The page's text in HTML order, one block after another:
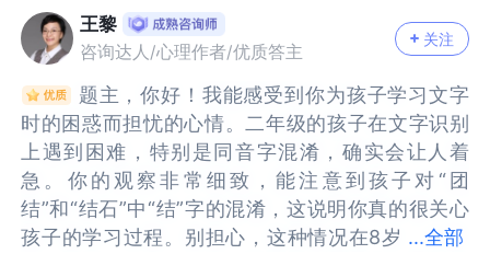
凝结成块的意思”，让孩子在实际场景中感知字的不
同表意。5.阅读中引导关注和孩子一起读故事书，
里的意思，再回忆之前学过的其他含这个字的词语
意思，帮助孩子在阅读中主动去区分和理解。🌻坚
持一段时间，孩子对同字不同义的感知和区分能力
会慢慢提升的🌻
的意思”，让孩子在实际场景中感知字的不同表意。
5.阅读中引导关注和孩子一起读故事书，遇到“结”这
再回忆之前学过的其他含这个字的词语意思，帮助
孩子在阅读中主动去区分和理解。🌻坚持一段时
间，孩子对同字不同义的感知和区分能力会慢慢提
升的🌻
用的词语丰富吗？3、孩子的语言表达能力好吗？使
用词（至少在口语表达的时候）准确吗？会经常性
使用错误的词语吗？4、孩子的书写情况如何？书写
已经学习过的词语会错误吗？之所以询问这些问
题，是因为要了解一个孩子的“问题”可能我们需要
从很多方面来思考。比如第一个问题，如果孩子在
上一年级之前基本没怎么识字，到了一年级才开始
慢慢书写生字，那么孩子不知道团结的结和结石的
结，是同一个字是很正常的事情，因为孩子可能听
的词语丰富吗？3、孩子的语言表达能力好吗？使用
词（至少在口语表达的时候）准确吗？会经常性使
用错误的词语吗？4、孩子的书写情况如何？书写已
经学习过的词语会错误吗？之所以询问这些问题，
是因为要了解一个孩子的“问题”可能我们需要从很
多方面来思考。比如第一个问题，如果孩子在上一
年级之前基本没怎么识字，到了一年级才开始慢慢
书写生字，那么孩子不知道团结的结和结石的结，
是同一个字是很正常的事情，因为孩子可能听过这
王黎
咨询达人/心理作者/优质答主
关注
...全部
题主，你好！我能感受到你为孩子学习文字
时的困惑而担忧的心情。二年级的孩子在文字识别
上遇到困难，特别是同音字混淆，确实会让人着
急。你的观察非常细致，能注意到孩子对“团
结”和“结石”中“结”字的混淆，这说明你真的很关心
孩子的学习过程。别担心，这种情况在8岁
时的困惑而担忧的心情。二年级的孩子在文字识别
上遇到困难，特别是同音字混淆，确实会让人着
急。你的观察非常细致，能注意到孩子对“团
结”和“结石”中“结”字的混淆，这说明你真的很关心
孩子的学习过程。别担心，这种情况在8岁左右的孩